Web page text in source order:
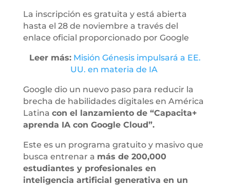
La inscripción es gratuita y está abierta
hasta el 28 de noviembre a través del
enlace oficial proporcionado por Google
Leer más: Misión Génesis impulsará a EE.
UU. en materia de IA
Google dio un nuevo paso para reducir la
brecha de habilidades digitales en América
Latina con el lanzamiento de “Capacita+
aprenda IA con Google Cloud”.
Este es un programa gratuito y masivo que
busca entrenar a más de 200,000
estudiantes y profesionales en
inteligencia artificial generativa en un